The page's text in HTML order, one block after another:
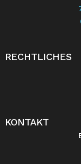
RECHTLICHES
KONTAKT